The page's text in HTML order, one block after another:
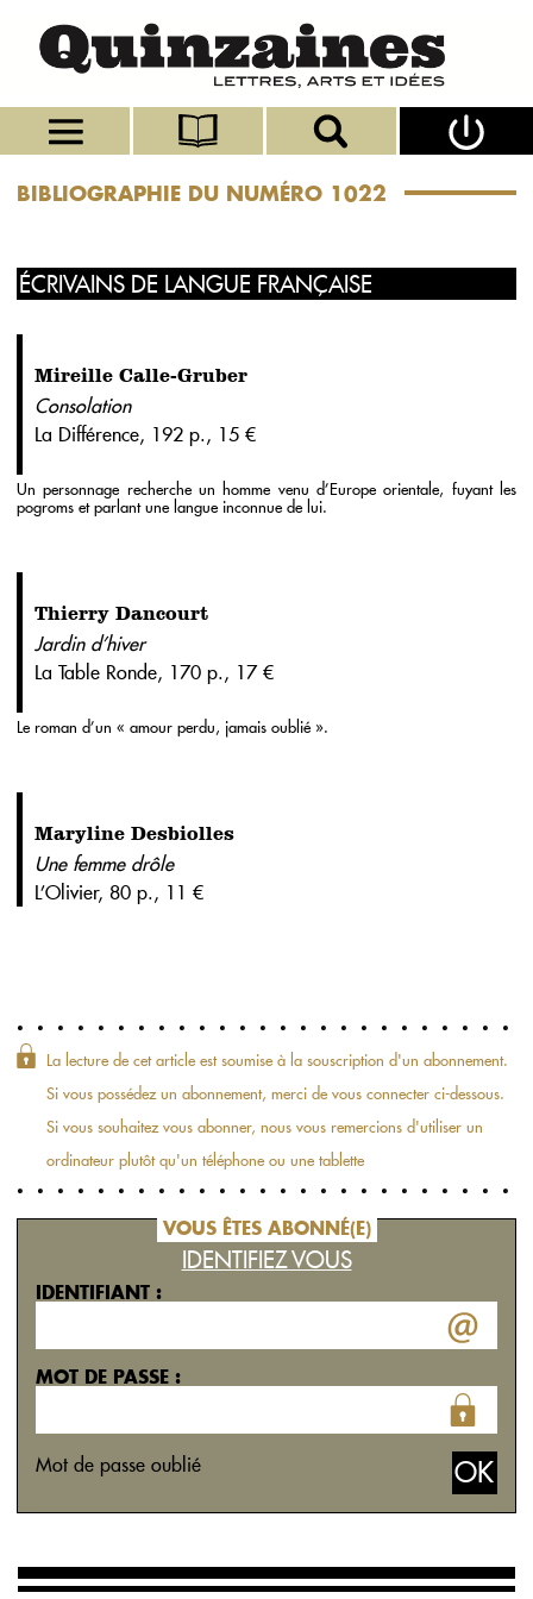
BIBLIOGRAPHIE DU NUMÉRO 1022
ÉCRIVAINS DE LANGUE FRANÇAISE
Mireille Calle-Gruber
Consolation
La Différence, 192 p., 15 €
Un personnage recherche un homme venu d’Europe orientale, fuyant les
pogroms et parlant une langue inconnue de lui.
Thierry Dancourt
Jardin d’hiver
La Table Ronde, 170 p., 17 €
Le roman d’un « amour perdu, jamais oublié ».
Maryline Desbiolles
Une femme drôle
L’Olivier, 80 p., 11 €
La lecture de cet article est soumise à la souscription d'un abonnement.
Si vous possédez un abonnement, merci de vous connecter ci-dessous.
Si vous souhaitez vous abonner, nous vous remercions d'utiliser un
ordinateur plutôt qu'un téléphone ou une tablette
VOUS ÊTES ABONNÉ(E)
IDENTIFIEZ VOUS
IDENTIFIANT :
MOT DE PASSE :
Mot de passe oublié